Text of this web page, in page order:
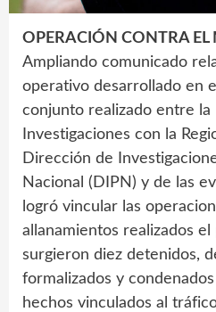
OPERACIÓN CONTRA EL
Ampliando comunicado
operativo desarrollado en
conjunto realizado entre la
Investigaciones con la
Dirección de
Nacional (DIPN) y de las
logró vincular las
allanamientos realizados el
surgieron diez detenidos,
formalizados y
hechos vinculados al